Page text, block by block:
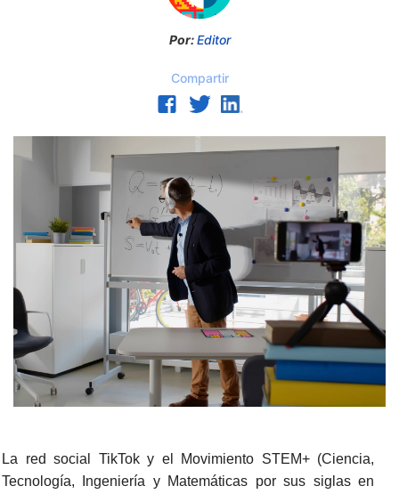
Por:Editor
Compartir
La red social TikTok y el Movimiento STEM+ (Ciencia,
Tecnología, Ingeniería y Matemáticas por sus siglas en